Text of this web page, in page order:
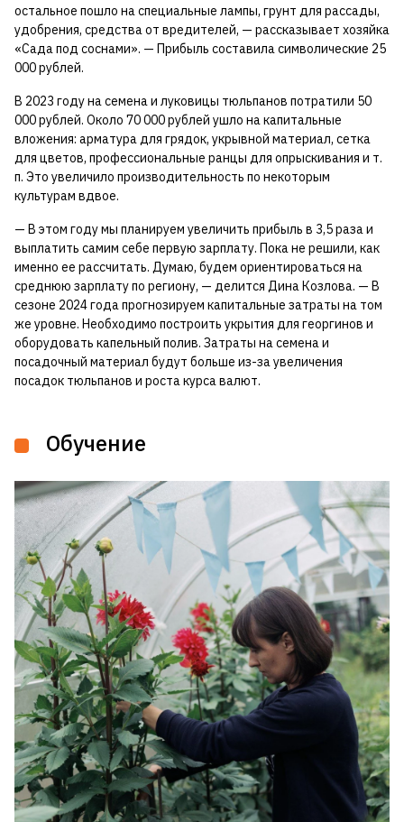
остальное пошло на специальные лампы, грунт для рассады,
удобрения, средства от вредителей, — рассказывает хозяйка
«Сада под соснами». — Прибыль составила символические 25
000 рублей.
В 2023 году на семена и луковицы тюльпанов потратили 50
000 рублей. Около 70 000 рублей ушло на капитальные
вложения: арматура для грядок, укрывной материал, сетка
для цветов, профессиональные ранцы для опрыскивания и т.
п. Это увеличило производительность по некоторым
культурам вдвое.
— В этом году мы планируем увеличить прибыль в 3,5 раза и
выплатить самим себе первую зарплату. Пока не решили, как
именно ее рассчитать. Думаю, будем ориентироваться на
среднюю зарплату по региону, — делится Дина Козлова. — В
сезоне 2024 года прогнозируем капитальные затраты на том
же уровне. Необходимо построить укрытия для георгинов и
оборудовать капельный полив. Затраты на семена и
посадочный материал будут больше из-за увеличения
посадок тюльпанов и роста курса валют.
Обучение